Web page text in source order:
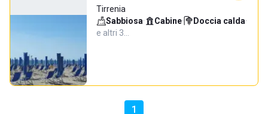
Tirrenia
Sabbiosa· Cabine· Doccia calda·
e altri 3…
1